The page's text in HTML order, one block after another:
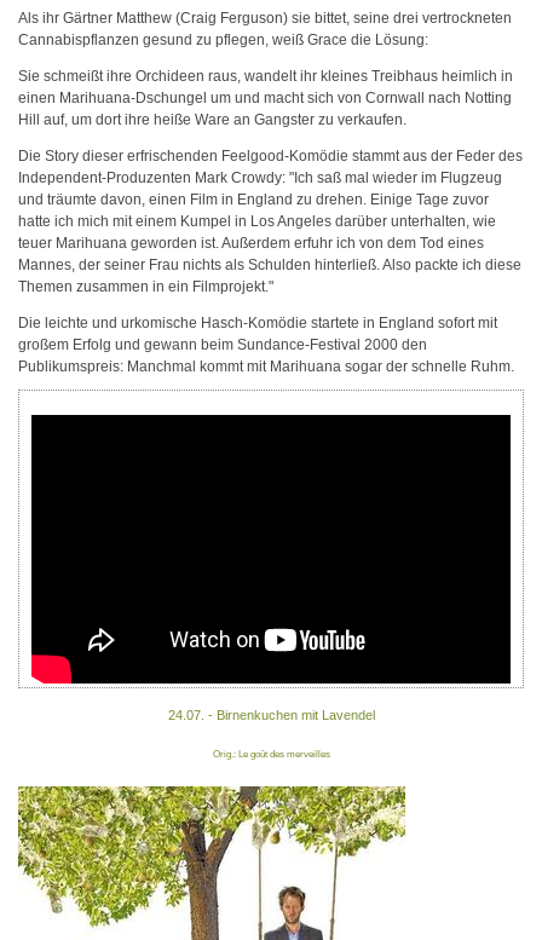
Als ihr Gärtner Matthew (Craig Ferguson) sie bittet, seine drei vertrockneten
Cannabispflanzen gesund zu pflegen, weiß Grace die Lösung:
Sie schmeißt ihre Orchideen raus, wandelt ihr kleines Treibhaus heimlich in
einen Marihuana-Dschungel um und macht sich von Cornwall nach Notting
Hill auf, um dort ihre heiße Ware an Gangster zu verkaufen.
Die Story dieser erfrischenden Feelgood-Komödie stammt aus der Feder des
Independent-Produzenten Mark Crowdy: "Ich saß mal wieder im Flugzeug
und träumte davon, einen Film in England zu drehen. Einige Tage zuvor
hatte ich mich mit einem Kumpel in Los Angeles darüber unterhalten, wie
teuer Marihuana geworden ist. Außerdem erfuhr ich von dem Tod eines
Mannes, der seiner Frau nichts als Schulden hinterließ. Also packte ich diese
Themen zusammen in ein Filmprojekt."
Die leichte und urkomische Hasch-Komödie startete in England sofort mit
großem Erfolg und gewann beim Sundance-Festival 2000 den
Publikumspreis: Manchmal kommt mit Marihuana sogar der schnelle Ruhm.
24.07. - Birnenkuchen mit Lavendel
Orig.: Le goût des merveilles